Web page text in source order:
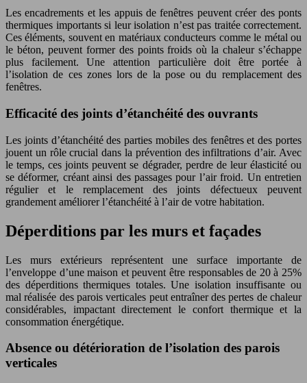
Les encadrements et les appuis de fenêtres peuvent créer des ponts
thermiques importants si leur isolation n’est pas traitée correctement.
Ces éléments, souvent en matériaux conducteurs comme le métal ou
le béton, peuvent former des points froids où la chaleur s’échappe
plus facilement. Une attention particulière doit être portée à
l’isolation de ces zones lors de la pose ou du remplacement des
fenêtres.
Efficacité des joints d’étanchéité des ouvrants
Les joints d’étanchéité des parties mobiles des fenêtres et des portes
jouent un rôle crucial dans la prévention des infiltrations d’air. Avec
le temps, ces joints peuvent se dégrader, perdre de leur élasticité ou
se déformer, créant ainsi des passages pour l’air froid. Un entretien
régulier et le remplacement des joints défectueux peuvent
grandement améliorer l’étanchéité à l’air de votre habitation.
Déperditions par les murs et façades
Les murs extérieurs représentent une surface importante de
l’enveloppe d’une maison et peuvent être responsables de 20 à 25%
des déperditions thermiques totales. Une isolation insuffisante ou
mal réalisée des parois verticales peut entraîner des pertes de chaleur
considérables, impactant directement le confort thermique et la
consommation énergétique.
Absence ou détérioration de l’isolation des parois
verticales